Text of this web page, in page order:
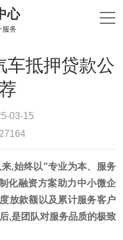
心
服务
车抵押贷款公
03-15
,始终以"专业为本、服务
化融资方案助力中小微企
放款额以及累计服务客户
,是团队对服务品质的极致